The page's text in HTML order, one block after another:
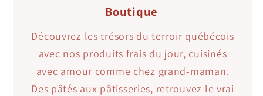
Boutique
Découvrez les trésors du terroir québécois
avec nos produits frais du jour, cuisinés
avec amour comme chez grand‑maman.
Des pâtés aux pâtisseries, retrouvez le vrai